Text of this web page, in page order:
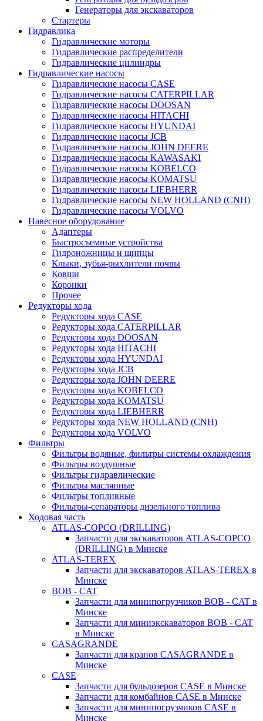
Генераторы для экскаваторов
Стартеры
Гидравлика
Гидравлические моторы
Гидравлические распределители
Гидравлические цилиндры
Гидравлические насосы
Гидравлические насосы CASE
Гидравлические насосы CATERPILLAR
Гидравлические насосы DOOSAN
Гидравлические насосы HITACHI
Гидравлические насосы HYUNDAI
Гидравлические насосы JCB
Гидравлические насосы JOHN DEERE
Гидравлические насосы KAWASAKI
Гидравлические насосы KOBELCO
Гидравлические насосы KOMATSU
Гидравлические насосы LIEBHERR
Гидравлические насосы NEW HOLLAND (CNH)
Гидравлические насосы VOLVO
Навесное оборудование
Адаптеры
Быстросъемные устройства
Гидроножницы и щипцы
Клыки, зубья-рыхлители почвы
Ковши
Коронки
Прочее
Редукторы хода
Редукторы хода CASE
Редукторы хода CATERPILLAR
Редукторы хода DOOSAN
Редукторы хода HITACHI
Редукторы хода HYUNDAI
Редукторы хода JCB
Редукторы хода JOHN DEERE
Редукторы хода KOBELCO
Редукторы хода KOMATSU
Редукторы хода LIEBHERR
Редукторы хода NEW HOLLAND (CNH)
Редукторы хода VOLVO
Фильтры
Фильтры водяные, фильтры системы охлаждения
Фильтры воздушные
Фильтры гидравлические
Фильтры маслянные
Фильтры топливные
Фильтры-сепараторы дизельного топлива
Ходовая часть
ATLAS-COPCO (DRILLING)
Запчасти для экскаваторов ATLAS-COPCO
(DRILLING) в Минске
ATLAS-TEREX
Запчасти для экскаваторов ATLAS-TEREX в
Минске
BOB - CAT
Запчасти для минипогрузчиков BOB - CAT в
Минске
Запчасти для миниэкскаваторов BOB - CAT
в Минске
CASAGRANDE
Запчасти для кранов CASAGRANDE в
Минске
CASE
Запчасти для бульдозеров CASE в Минске
Запчасти для комбайнов CASE в Минске
Запчасти для минипогрузчиков CASE в
Минске